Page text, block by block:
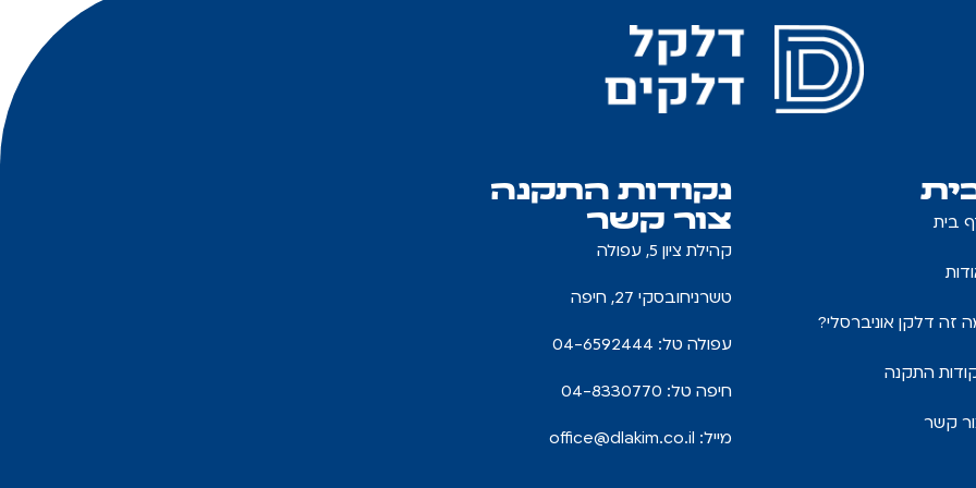
בית
זה דלקן אוניברסלי?
התקנה
קשר
נקודות התקנה
צור קשר
קהילת ציון 5, עפולה
טשרניחובסקי 27, חיפה
עפולה טל: 04-6592444
חיפה טל: 04-8330770
מייל: office@dlakim.co.il